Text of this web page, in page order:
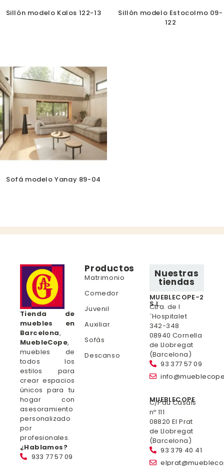
Sillón modelo Kalos 122-13
Sillón modelo Estocolmo 09-
122
Sofá modelo Yanay 89-04
Tienda de
muebles en
Barcelona,
MuebleCope,
muebles de
todos los
estilos para
crear espacios
únicos para tu
hogar con
asesoramiento
personalizado
por
profesionales.
¿Hablamos?
933 77 57 09
Productos
Matrimonio
Comedor
Juvenil
Auxiliar
Sofás
Descanso
Nuestras
tiendas
MUEBLECOPE-2
S.L.
Ctra. de l
´Hospitalet
342-348
08940 Cornella
de Llobregat
(Barcelona)
93 377 57 09
MUEBLECOPE
C/Pau Casals
nº 111
08820 El Prat
de Llobregat
(Barcelona)
93 379 40 41